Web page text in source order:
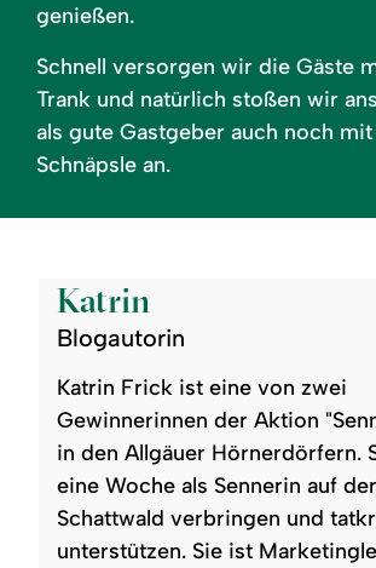
genießen.
Schnell versorgen wir die Gäste
Trank und natürlich stoßen wir
als gute Gastgeber auch noch
Schnäpsle an.
Katrin
Blogautorin
Katrin Frick ist eine von zwei
Gewinnerinnen der Aktion
in den Allgäuer Hörnerdörfern.
eine Woche als Sennerin auf
Schattwald verbringen und
unterstützen. Sie ist